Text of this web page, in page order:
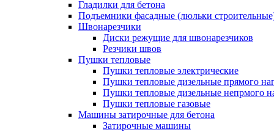
Гладилки для бетона
Подъемники фасадные (люльки
Швонарезчики
Диски режущие для швонарезчиков
Резчики швов
Пушки тепловые
Пушки тепловые электрические
Пушки тепловые дизельные прямого
Пушки тепловые дизельные непрмого
Пушки тепловые газовые
Машины затирочные для бетона
Затирочные машины